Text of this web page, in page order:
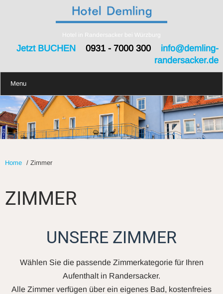
Hotel in Randersacker bei Würzburg
Jetzt BUCHEN0931 - 7000 300 info@demling-
randersacker.de
Menu
Home / Zimmer
ZIMMER
UNSERE ZIMMER
Wählen Sie die passende Zimmerkategorie für Ihren
Aufenthalt in Randersacker.
Alle Zimmer verfügen über ein eigenes Bad, kostenfreies